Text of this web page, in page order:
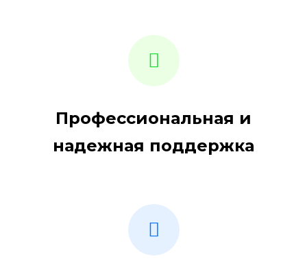
Профессиональная и
надежная поддержка